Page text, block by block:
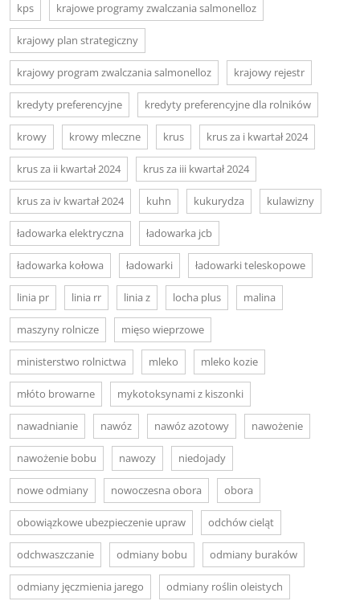
kps krajowe programy zwalczania salmonelloz
krajowy plan strategiczny
krajowy program zwalczania salmonelloz krajowy rejestr
kredyty preferencyjne kredyty preferencyjne dla rolników
krowy krowy mleczne krus krus za i kwartał 2024
krus za ii kwartał 2024 krus za iii kwartał 2024
krus za iv kwartał 2024 kuhn kukurydza kulawizny
ładowarka elektryczna ładowarka jcb
ładowarka kołowa ładowarki ładowarki teleskopowe
linia pr linia rr linia z locha plus malina
maszyny rolnicze mięso wieprzowe
ministerstwo rolnictwa mleko mleko kozie
młóto browarne mykotoksynami z kiszonki
nawadnianie nawóz nawóz azotowy nawożenie
nawożenie bobu nawozy niedojady
nowe odmiany nowoczesna obora obora
obowiązkowe ubezpieczenie upraw odchów cieląt
odchwaszczanie odmiany bobu odmiany buraków
odmiany jęczmienia jarego odmiany roślin oleistych